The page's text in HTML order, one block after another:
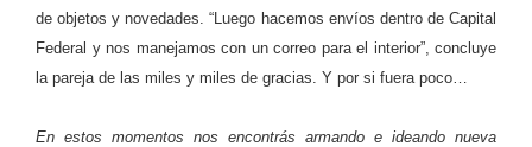
de objetos y novedades. “Luego hacemos envíos dentro de Capital
Federal y nos manejamos con un correo para el interior”, concluye
la pareja de las miles y miles de gracias. Y por si fuera poco…
En estos momentos nos encontrás armando e ideando nueva